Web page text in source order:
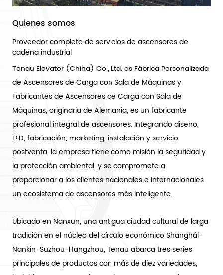
Quienes somos
Proveedor completo de servicios de ascensores de
cadena industrial
Tenau Elevator (China) Co., Ltd. es Fábrica Personalizada
de Ascensores de Carga con Sala de Máquinasy
Fabricantes de Ascensores de Carga con Sala de
Máquinas, originaria de Alemania, es un fabricante
profesional integral de ascensores. Integrando diseño,
I+D, fabricación, marketing, instalación y servicio
postventa, la empresa tiene como misión la seguridad y
la protección ambiental, y se compromete a
proporcionar a los clientes nacionales e internacionales
un ecosistema de ascensores más inteligente.
Ubicado en Nanxun, una antigua ciudad cultural de larga
tradición en el núcleo del círculo económico Shanghái-
Nankín-Suzhou-Hangzhou, Tenau abarca tres series
principales de productos con más de diez variedades,